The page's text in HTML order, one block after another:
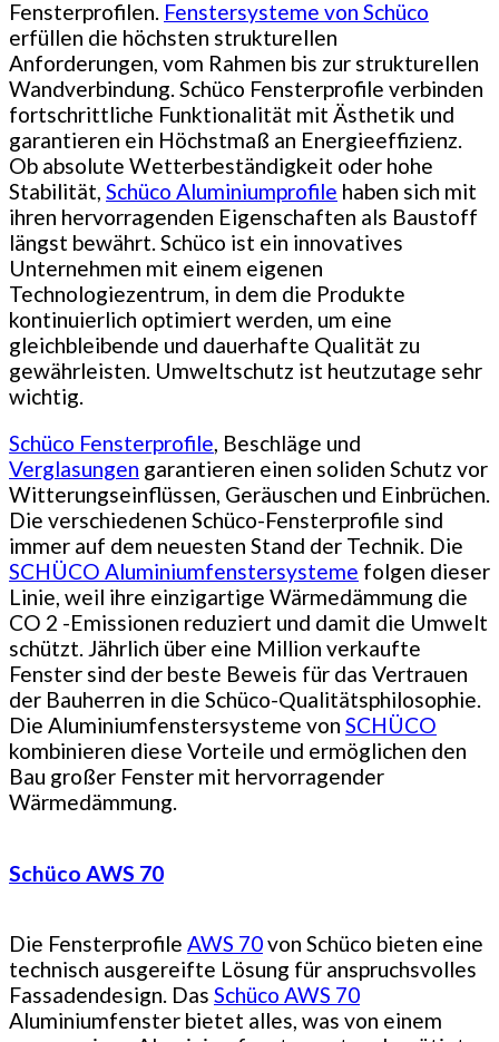
Fensterprofilen. Fenstersysteme von Schüco
erfüllen die höchsten strukturellen
Anforderungen, vom Rahmen bis zur strukturellen
Wandverbindung. Schüco Fensterprofile verbinden
fortschrittliche Funktionalität mit Ästhetik und
garantieren ein Höchstmaß an Energieeffizienz.
Ob absolute Wetterbeständigkeit oder hohe
Stabilität, Schüco Aluminiumprofile haben sich mit
ihren hervorragenden Eigenschaften als Baustoff
längst bewährt. Schüco ist ein innovatives
Unternehmen mit einem eigenen
Technologiezentrum, in dem die Produkte
kontinuierlich optimiert werden, um eine
gleichbleibende und dauerhafte Qualität zu
gewährleisten. Umweltschutz ist heutzutage sehr
wichtig.
Schüco Fensterprofile, Beschläge und
Verglasungen garantieren einen soliden Schutz vor
Witterungseinflüssen, Geräuschen und Einbrüchen.
Die verschiedenen Schüco-Fensterprofile sind
immer auf dem neuesten Stand der Technik. Die
SCHÜCO Aluminiumfenstersysteme folgen dieser
Linie, weil ihre einzigartige Wärmedämmung die
CO 2 -Emissionen reduziert und damit die Umwelt
schützt. Jährlich über eine Million verkaufte
Fenster sind der beste Beweis für das Vertrauen
der Bauherren in die Schüco-Qualitätsphilosophie.
Die Aluminiumfenstersysteme von SCHÜCO
kombinieren diese Vorteile und ermöglichen den
Bau großer Fenster mit hervorragender
Wärmedämmung.
Schüco AWS 70
Die Fensterprofile AWS 70von Schüco bieten eine
technisch ausgereifte Lösung für anspruchsvolles
Fassadendesign. Das Schüco AWS 70
Aluminiumfenster bietet alles, was von einem